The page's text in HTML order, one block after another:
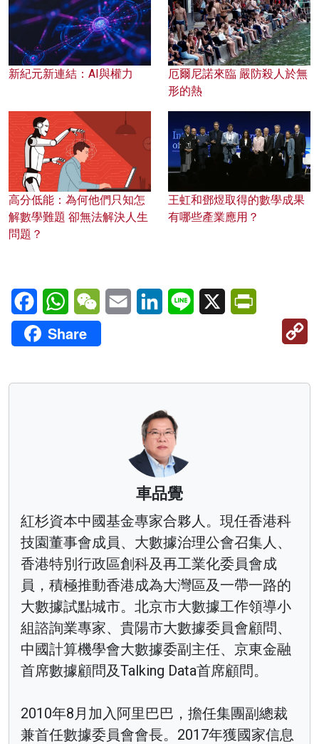
新紀元新連結：AI與權力
厄爾尼諾來臨 嚴防殺人於無
形的熱
高分低能：為何他們只知怎
解數學難題 卻無法解決人生
問題？
王虹和鄧煜取得的數學成果
有哪些產業應用？
FacebookWhatsAppWeChatEmail LinkedInLine X
Share
車品覺
紅杉資本中國基金專家合夥人。現任香港科
技園董事會成員、大數據治理公會召集人、
香港特別行政區創科及再工業化委員會成
員，積極推動香港成為大灣區及一帶一路的
大數據試點城市。北京市大數據工作領導小
組諮詢業專家、貴陽市大數據委員會顧問、
中國計算機學會大數據委副主任、京東金融
首席數據顧問及Talking Data首席顧問。
2010年8月加入阿里巴巴，擔任集團副總裁
兼首任數據委員會會長。2017年獲國家信息